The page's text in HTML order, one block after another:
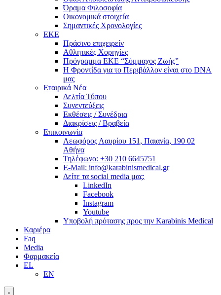
Όραμα Φιλοσοφία
Οικονομικά στοιχεία
Σημαντικές Χρονολογίες
ΕΚΕ
Πράσινο επιχειρείν
Αθλητικές Χορηγίες
Πρόγραμμα ΕΚΕ “Σύμμαχος Ζωής”
Η Φροντίδα για το Περιβάλλον είναι στο DNA
μας
Εταιρικά Νέα
Δελτία Τύπου
Συνεντεύξεις
Εκθέσεις / Συνέδρια
Διακρίσεις / Βραβεία
Επικοινωνία
Λεωφόρος Λαυρίου 151, Παιανία, 190 02
Αθήνα
Τηλέφωνο: +30 210 6645751
E-Mail: info@karabinismedical.gr
Δείτε τα social media μας:
LinkedIn
Facebook
Instagram
Youtube
Υποβολή πρότασης προς την Karabinis Medical
Καριέρα
Faq
Media
Φαρμακεία
EL
EN